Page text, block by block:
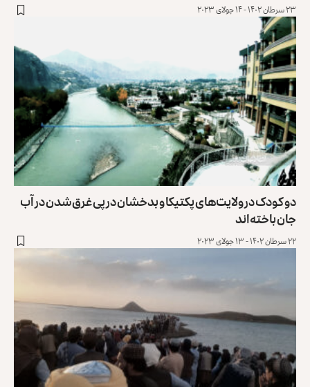
۲۳ سرطان ۱۴۰۲ - ۱۴ جولای ۲۰۲۳
دو کودک در ولایت‌های پکتیکا و بدخشان در پی غرق‌شدن در آب
جان باخته‌اند
۲۲ سرطان ۱۴۰۲ - ۱۳ جولای ۲۰۲۳